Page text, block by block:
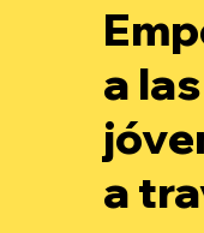
a
a